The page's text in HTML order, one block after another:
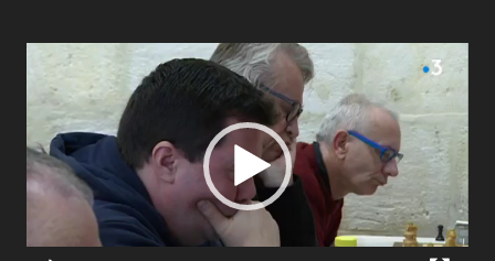
Lecteur
vidéo